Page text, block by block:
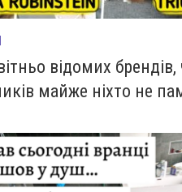
відомих брендів,
майже ніхто не